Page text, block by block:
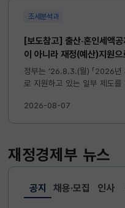
조세분석과
[보도참고] 출산·혼인세액
이 아니라 재정(예산)지원
정부는 ’26.8.3.(월) 「2026년
로 지원하고 있는 일부 제도를
2026-08-07
재정경제부 뉴스
공지
선택됨
채용·모집 인사